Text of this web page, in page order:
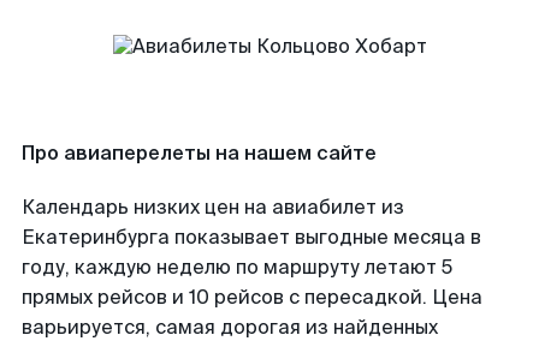
Про авиаперелеты на нашем сайте
Календарь низких цен на авиабилет из
Екатеринбурга показывает выгодные месяца в
году, каждую неделю по маршруту летают 5
прямых рейсов и 10 рейсов с пересадкой. Цена
варьируется, самая дорогая из найденных